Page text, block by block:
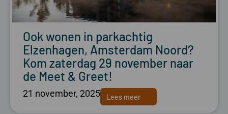
Ook wonen in parkachtig
Elzenhagen, Amsterdam Noord?
Kom zaterdag 29 november naar
de Meet & Greet!
21 november, 2025 Lees meer